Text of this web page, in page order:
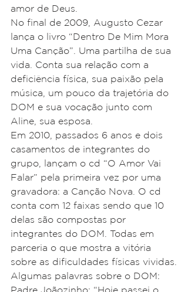
amor de Deus.
No final de 2009, Augusto Cezar
lança o livro “Dentro De Mim Mora
Uma Canção”. Uma partilha de sua
vida. Conta sua relação com a
deficiência física, sua paixão pela
música, um pouco da trajetória do
DOM e sua vocação junto com
Aline, sua esposa.
Em 2010, passados 6 anos e dois
casamentos de integrantes do
grupo, lançam o cd “O Amor Vai
Falar” pela primeira vez por uma
gravadora: a Canção Nova. O cd
conta com 12 faixas sendo que 10
delas são compostas por
integrantes do DOM. Todas em
parceria o que mostra a vitória
sobre as dificuldades físicas vividas.
Algumas palavras sobre o DOM:
Padre Joãozinho: “Hoje passei o